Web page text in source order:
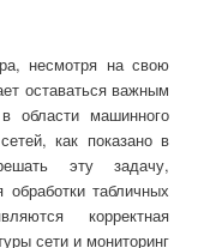
несмотря на свою
оставаться важным
области машинного
как показано в
эту задачу,
табличных
корректная
сети и мониторинг